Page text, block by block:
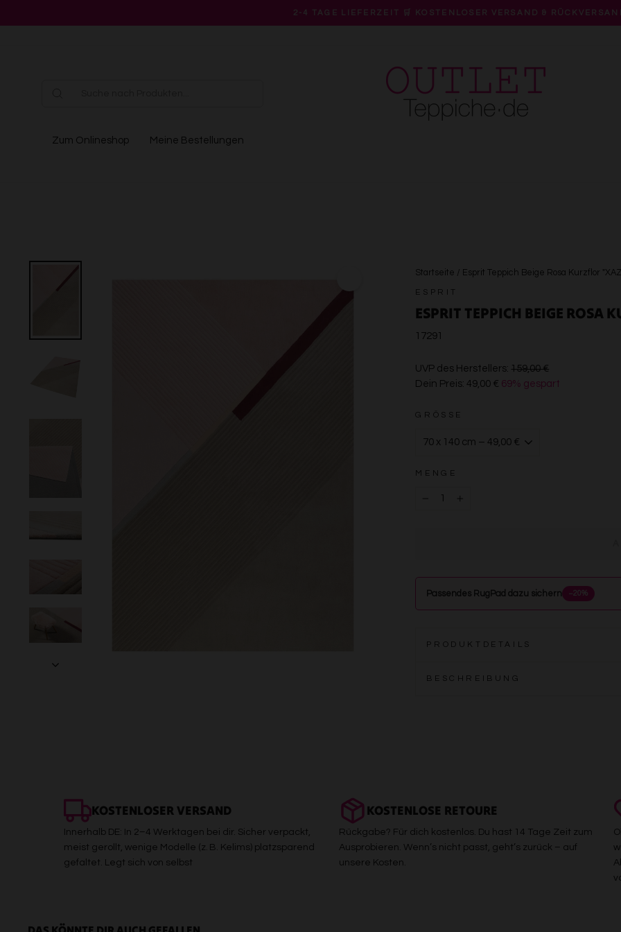
Pause
2-4 TAGE LIEFERZEIT 🛒 KOSTENLOSER VERSAND &
Zum Onlineshop Meine Bestellungen
Startseite / Esprit Teppich Beige Rosa Kurzflor "XAZ"
ESPRIT
ESPRIT TEPPICH BEIGE ROSA
17291
UVP des Herstellers: 159,00 €€159,00
Dein Preis: 49,00 € 69% gespart
GRÖSSE
MENGE
Passendes RugPad dazu sichern −20%
PRODUKTDETAILS
BESCHREIBUNG
KOSTENLOSER VERSAND
Innerhalb DE: In 2–4 Werktagen bei dir. Sicher verpackt,
meist gerollt, wenige Modelle (z. B. Kelims) platzsparend
gefaltet. Legt sich von selbst
KOSTENLOSE RETOURE
Rückgabe? Für dich kostenlos. Du hast 14 Tage Zeit zum
Ausprobieren. Wenn’s nicht passt, geht’s zurück – auf
unsere Kosten.